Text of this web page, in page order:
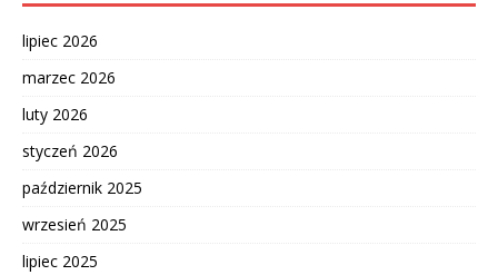
lipiec 2026
marzec 2026
luty 2026
styczeń 2026
październik 2025
wrzesień 2025
lipiec 2025